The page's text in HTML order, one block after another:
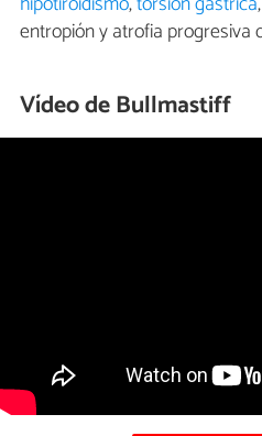
entropión y atrofia progresiva
Vídeo de Bullmastiff